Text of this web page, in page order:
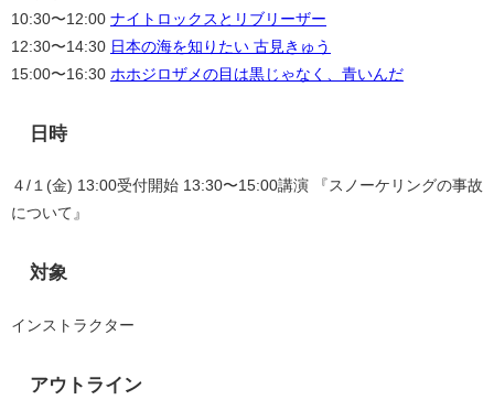
10:30〜12:00 ナイトロックスとリブリーザー
12:30〜14:30 日本の海を知りたい 古見きゅう
15:00〜16:30 ホホジロザメの目は黒じゃなく、青いんだ
日時
４/１(金) 13:00受付開始 13:30〜15:00講演 『スノーケリングの事故
について』
対象
インストラクター
アウトライン